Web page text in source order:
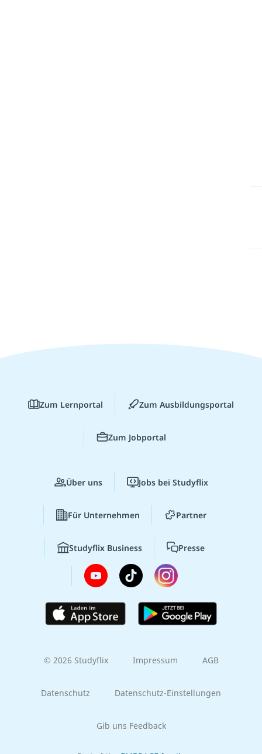
Zum Lernportal Zum Ausbildungsportal
Zum Jobportal
Über uns Jobs bei Studyflix
Für Unternehmen Partner
Studyflix Business Presse
© 2026 Studyflix Impressum AGB
Datenschutz Datenschutz-Einstellungen
Gib uns Feedback